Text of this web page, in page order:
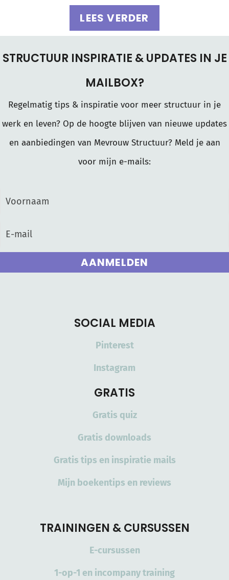
LEES VERDER
STRUCTUUR INSPIRATIE & UPDATES IN JE
MAILBOX?
Regelmatig tips & inspiratie voor meer structuur in je
werk en leven? Op de hoogte blijven van nieuwe updates
en aanbiedingen van Mevrouw Structuur? Meld je aan
voor mijn e-mails:
AANMELDEN
SOCIAL MEDIA
Pinterest
Instagram
GRATIS
Gratis quiz
Gratis downloads
Gratis tips en inspiratie mails
Mijn boekentips en reviews
TRAININGEN & CURSUSSEN
E-cursussen
1-op-1 en incompany training